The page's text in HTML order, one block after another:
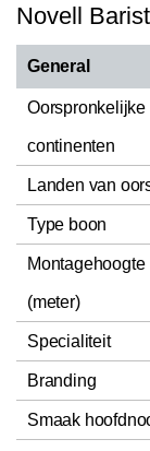
Novell
General
Oorspronkelijke
continenten
Landen van
Type boon
Montagehoogte
(meter)
Specialiteit
Branding
Smaak